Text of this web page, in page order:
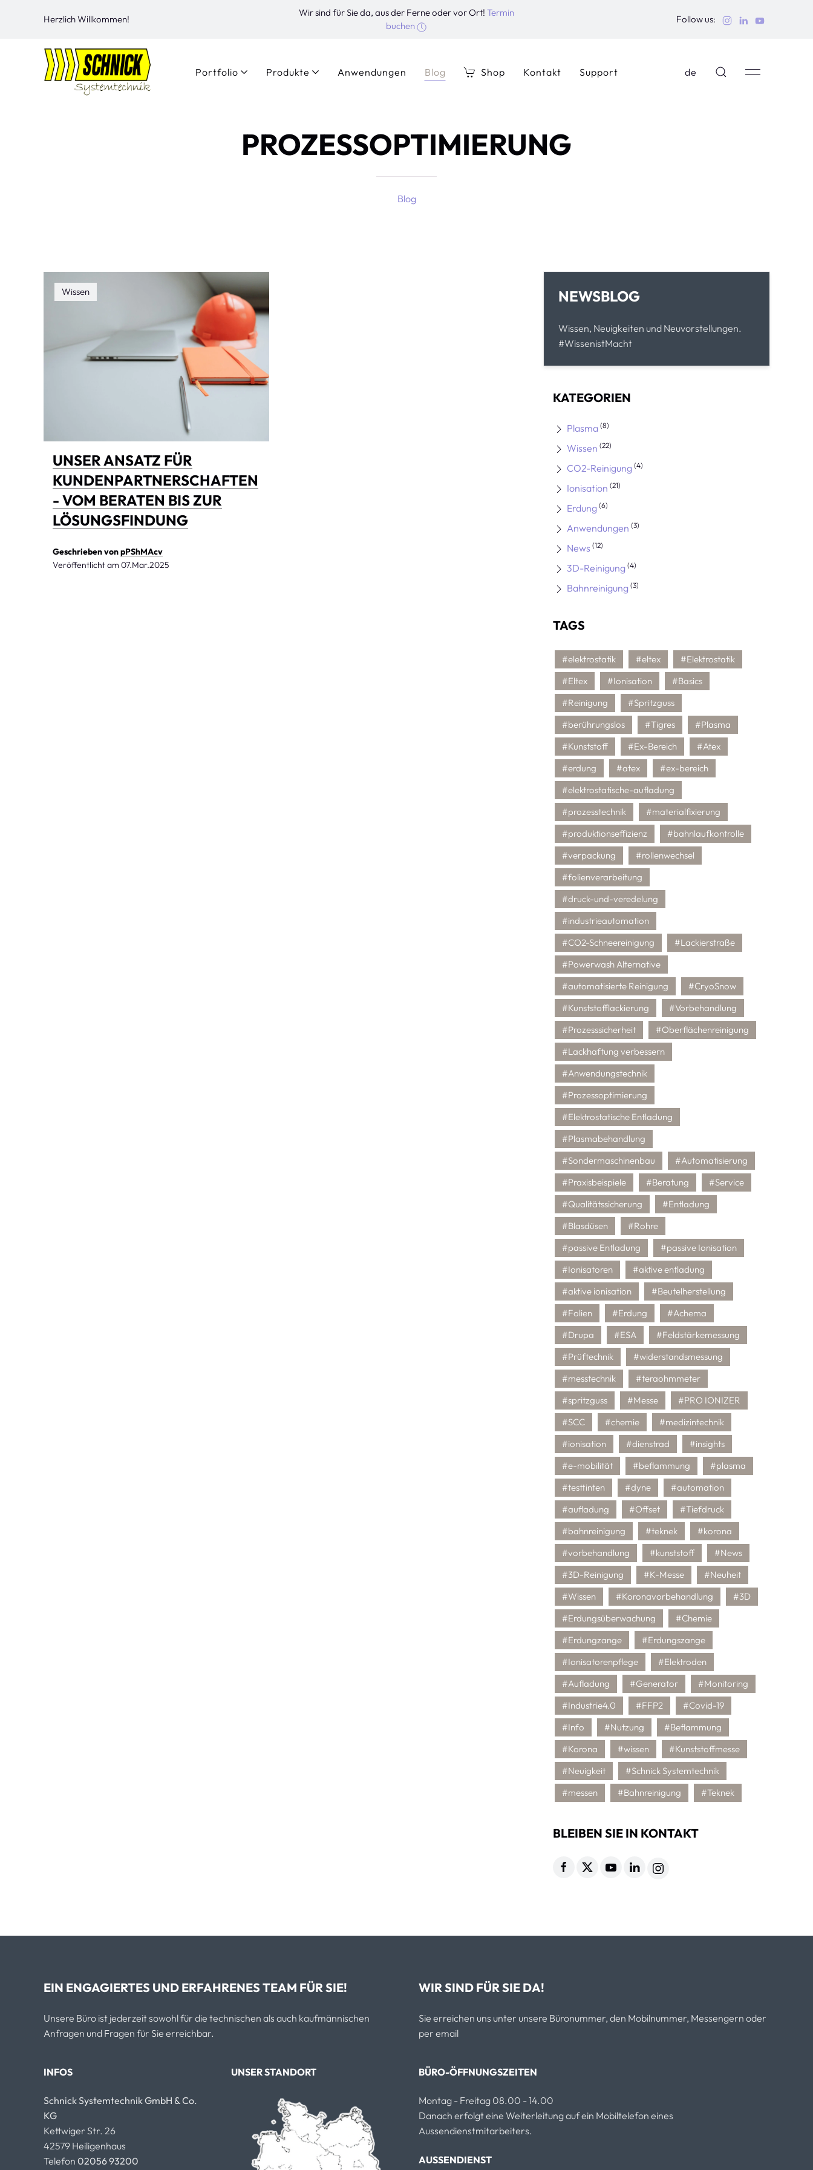
Herzlich Willkommen!
Wir sind für Sie da, aus der Ferne oder vor Ort! Termin
buchen
Follow us:
Portfolio Produkte Anwendungen Blog Shop Kontakt Support de
PROZESSOPTIMIERUNG
Blog
Wissen
UNSER ANSATZ FÜR
KUNDENPARTNERSCHAFTEN
- VOM BERATEN BIS ZUR
LÖSUNGSFINDUNG
Geschrieben vonpPShMAcv
Veröffentlicht am 07.Mar.2025
NEWSBLOG
Wissen, Neuigkeiten und Neuvorstellungen.
#WissenistMacht
KATEGORIEN
Plasma (8)
Wissen (22)
CO2-Reinigung (4)
Ionisation (21)
Erdung (6)
Anwendungen (3)
News (12)
3D-Reinigung (4)
Bahnreinigung (3)
TAGS
#elektrostatik #eltex
#Elektrostatik
#Eltex
#Ionisation
#Basics
#Reinigung
#Spritzguss
#berührungslos
#Tigres
#Plasma
#Kunststoff
#Ex-Bereich
#Atex
#erdung
#atex
#ex-bereich
#elektrostatische-aufladung
#prozesstechnik
#materialfixierung
#produktionseffizienz
#bahnlaufkontrolle
#verpackung
#rollenwechsel
#folienverarbeitung
#druck-und-veredelung
#industrieautomation
#CO2-Schneereinigung
#Lackierstraße
#Powerwash Alternative
#automatisierte Reinigung
#CryoSnow
#Kunststofflackierung
#Vorbehandlung
#Prozesssicherheit
#Oberflächenreinigung
#Lackhaftung verbessern
#Anwendungstechnik
#Prozessoptimierung
#Elektrostatische Entladung
#Plasmabehandlung
#Sondermaschinenbau
#Automatisierung
#Praxisbeispiele
#Beratung
#Service
#Qualitätssicherung
#Entladung
#Blasdüsen
#Rohre
#passive Entladung
#passive Ionisation
#Ionisatoren
#aktive entladung
#aktive ionisation
#Beutelherstellung
#Folien
#Erdung
#Achema
#Drupa
#ESA
#Feldstärkemessung
#Prüftechnik
#widerstandsmessung
#messtechnik
#teraohmmeter
#spritzguss
#Messe
#PRO IONIZER
#SCC
#chemie
#medizintechnik
#ionisation
#dienstrad
#insights
#e-mobilität
#beflammung
#plasma
#testtinten
#dyne
#automation
#aufladung
#Offset
#Tiefdruck
#bahnreinigung
#teknek
#korona
#vorbehandlung
#kunststoff
#News
#3D-Reinigung
#K-Messe
#Neuheit
#Wissen
#Koronavorbehandlung
#3D
#Erdungsüberwachung
#Chemie
#Erdungzange
#Erdungszange
#Ionisatorenpflege
#Elektroden
#Aufladung
#Generator
#Monitoring
#Industrie4.0
#FFP2
#Covid-19
#Info
#Nutzung
#Beflammung
#Korona
#wissen
#Kunststoffmesse
#Neuigkeit
#Schnick Systemtechnik
#messen
#Bahnreinigung #Teknek
BLEIBEN SIE IN KONTAKT
EIN ENGAGIERTES UND ERFAHRENES TEAM FÜR SIE!
Unsere Büro ist jederzeit sowohl für die technischen als auch kaufmännischen
Anfragen und Fragen für Sie erreichbar.
WIR SIND FÜR SIE DA!
Sie erreichen uns unter unsere Büronummer, den Mobilnummer, Messengern oder
per email
INFOS
Schnick Systemtechnik GmbH & Co.
KG
Kettwiger Str. 26
42579 Heiligenhaus
Telefon 02056 93200
UNSER STANDORT BÜRO-ÖFFNUNGSZEITEN
Montag - Freitag 08.00 - 14.00
Danach erfolgt eine Weiterleitung auf ein Mobiltelefon eines
Aussendienstmitarbeiters.
AUSSENDIENST